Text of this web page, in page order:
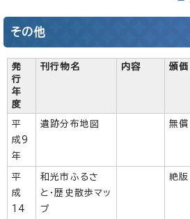
その他
発
行
年
度
刊行物名 内容 頒価
平
成9
年
遺跡分布地図 無償
平
成
14
和光市ふるさ
と・歴史散歩マッ
プ
絶版